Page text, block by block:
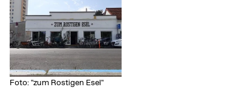
Foto: "zum Rostigen Esel"